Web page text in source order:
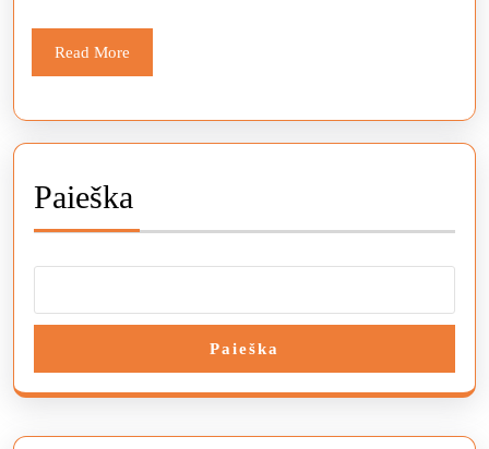
Read More
More
Paieška
Paieška